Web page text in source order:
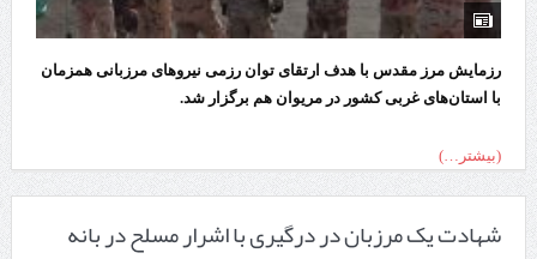
رزمایش مرز مقدس با هدف ارتقای توان رزمی نیروهای مرزبانی همزمان
با استان‌های غربی کشور در مریوان هم برگزار شد.
(بیشتر…)
شهادت یک مرزبان در درگیری با اشرار مسلح در بانه